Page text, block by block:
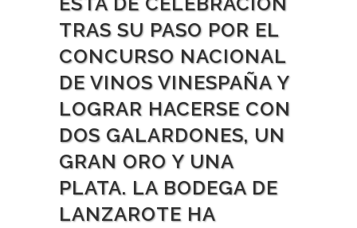
TRAS SU PASO POR EL
CONCURSO NACIONAL
DE VINOS VINESPAÑA Y
LOGRAR HACERSE CON
DOS GALARDONES, UN
GRAN ORO Y UNA
PLATA. LA BODEGA DE
LANZAROTE HA